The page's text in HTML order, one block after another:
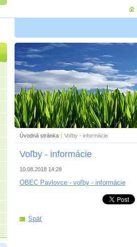
Úvodná stránka | Voľby - informácie
Voľby - informácie
10.08.2018 14:28
OBEC Pavlovce - voľby - informácie
Späť